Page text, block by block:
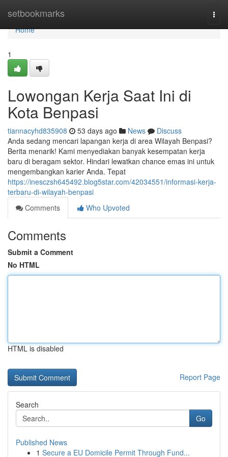
setbookmarks
Home
Home
1
Lowongan Kerja Saat Ini di
Kota Benpasi
tiannacyhd835908 53 days ago News
Discuss
Anda sedang mencari lapangan kerja di area Wilayah Benpasi?
Berita menarik! Kami menyediakan banyak kesempatan kerja
baru di beragam sektor. Hindari lewatkan chance emas ini untuk
mengembangkan karier Anda. Tepat
https://inesczsh645492.blog5star.com/42034551/informasi-kerja-
terbaru-di-wilayah-benpasi
Comments
Who Upvoted
Comments
Submit a Comment
No HTML
HTML is disabled
Report Page
Search
Go
Published News
1 Secure a EU Domicile Permit Through Fund...